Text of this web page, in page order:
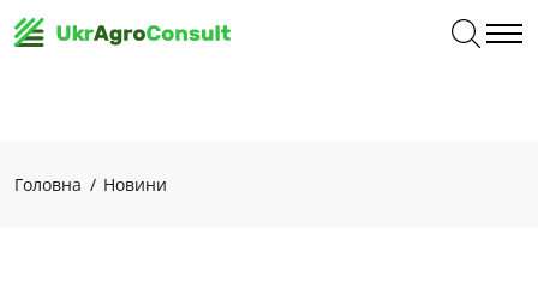
Головна Новини